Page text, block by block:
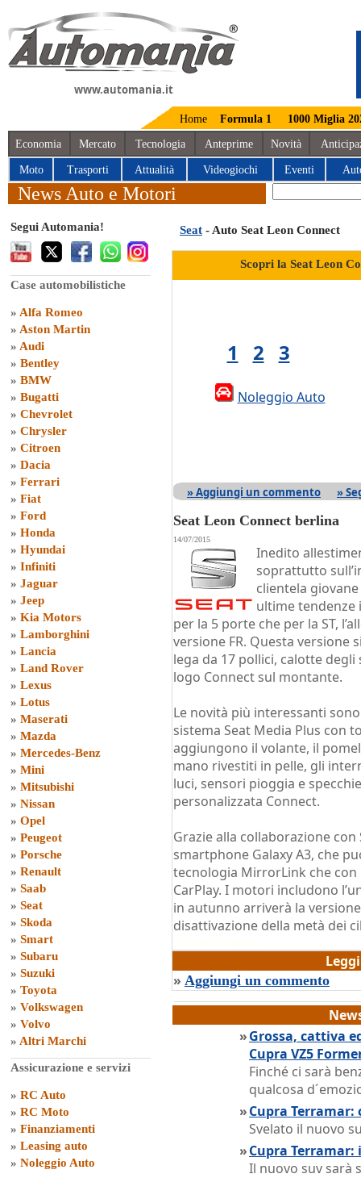
www.automania.it
Home Formula 1 1000 Miglia
Economia Mercato Tecnologia Anteprime Novità
Moto Trasporti Attualità Videogiochi Eventi
News Auto e Motori
Segui Automania!
Case automobilistiche
» Alfa Romeo
» Aston Martin
» Audi
» Bentley
» BMW
» Bugatti
» Chevrolet
» Chrysler
» Citroen
» Dacia
» Ferrari
» Fiat
» Ford
» Honda
» Hyundai
» Infiniti
» Jaguar
» Jeep
» Kia Motors
» Lamborghini
» Lancia
» Land Rover
» Lexus
» Lotus
» Maserati
» Mazda
» Mercedes-Benz
» Mini
» Mitsubishi
» Nissan
» Opel
» Peugeot
» Porsche
» Renault
» Saab
» Seat
» Skoda
» Smart
» Subaru
» Suzuki
» Toyota
» Volkswagen
» Volvo
» Altri Marchi
Assicurazione e servizi
» RC Auto
» RC Moto
» Finanziamenti
» Leasing auto
» Noleggio Auto
Seat - Auto Seat Leon Connect
Scopri la Seat Leon
1 2 3
Noleggio Auto
» Aggiungi un commento »
Seat Leon Connect berlina
14/07/2015
Inedito
soprattutto
clientela
ultime tendenze
per la 5 porte che per la ST,
versione FR. Questa versione
lega da 17 pollici, calotte
logo Connect sul montante.
Le novità più interessanti
sistema Seat Media Plus con
aggiungono il volante, il
mano rivestiti in pelle, gli
luci, sensori pioggia e
personalizzata Connect.
Grazie alla collaborazione
smartphone Galaxy A3, che
tecnologia MirrorLink che
CarPlay. I motori includono
in autunno arriverà la
disattivazione della metà dei
» Aggiungi un commento
»Grossa, cattiva
Cupra VZ5
Finché ci sarà
qualcosa
»Cupra
Svelato il nuovo
»Cupra
Il nuovo suv sarà